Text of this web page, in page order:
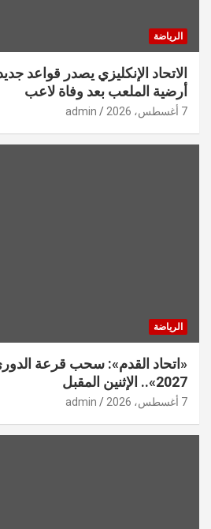
الرياضة
الاتحاد الإنكليزي يصدر قواعد
أرضية الملعب بعد وفاة لاعب
7 أغسطس، 2026 admin
الرياضة
2027».. الإثنين المقبل
7 أغسطس، 2026 admin